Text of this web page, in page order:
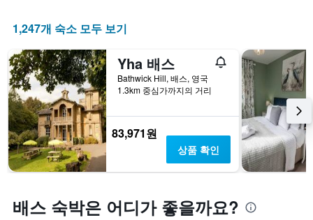
1,247개 숙소 모두 보기
Yha 배스
Bathwick Hill, 배스, 영국
1.3km 중심가까지의 거리
83,971원
상품 확인
배스 숙박은 어디가 좋을까요?